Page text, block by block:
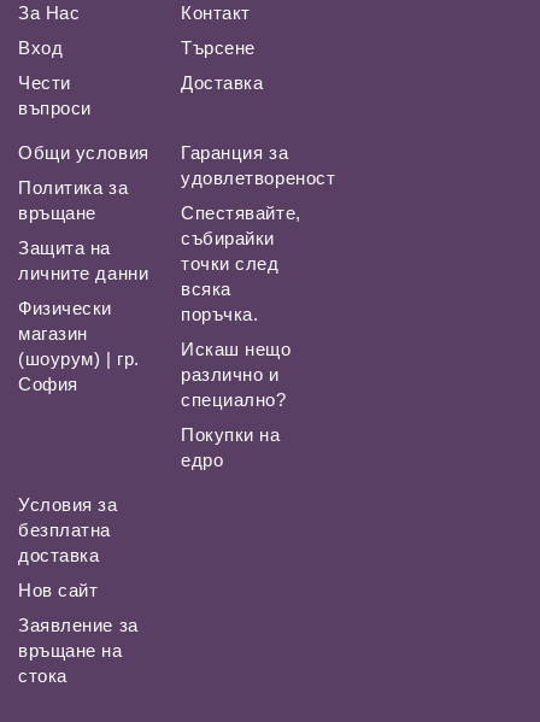
За Нас
Вход
Чести
въпроси
Контакт
Търсене
Доставка
Общи условия
Политика за
връщане
Защита на
личните данни
Физически
магазин
(шоурум) | гр.
София
Гаранция за
удовлетвореност
Спестявайте,
събирайки
точки след
всяка
поръчка.
Искаш нещо
различно и
специално?
Покупки на
едро
Условия за
безплатна
доставка
Нов сайт
Заявление за
връщане на
стока